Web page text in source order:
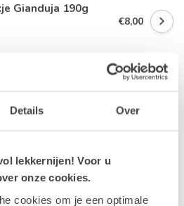
Details Over
lekkernijen! Voor u
onze cookies.
cookies om je een optimale
Gianduja 190g
€8,00